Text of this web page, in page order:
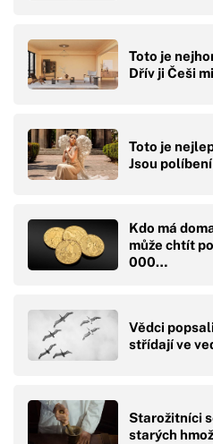
Toto je
Dřív ji Češi
Toto je
Jsou
Kdo má
může chtít
000…
Vědci
střídají ve
Starožitníci
starých